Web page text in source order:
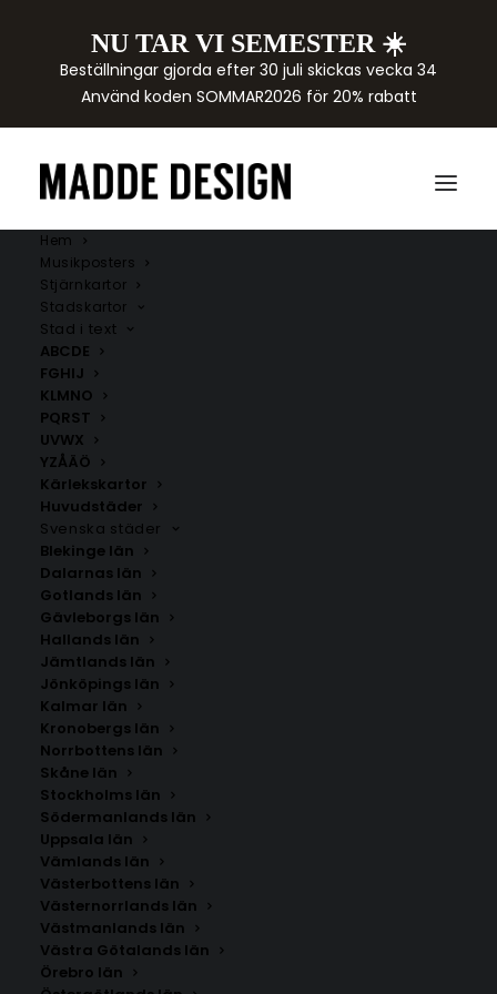
NU TAR VI SEMESTER ☀️
Beställningar gjorda efter 30 juli skickas vecka 34
Använd koden SOMMAR2026 för 20% rabatt
Hem
Musikposters
Stjärnkartor
Stadskartor
Stad i text
ABCDE
FGHIJ
KLMNO
PQRST
UVWX
YZÅÄÖ
Kärlekskartor
Huvudstäder
Svenska städer
Blekinge län
Dalarnas län
Gotlands län
Gävleborgs län
Hallands län
Jämtlands län
Jönköpings län
Kalmar län
Kronobergs län
Norrbottens län
Skåne län
Stockholms län
Södermanlands län
Uppsala län
Vämlands län
Västerbottens län
Västernorrlands län
Västmanlands län
Västra Götalands län
Örebro län